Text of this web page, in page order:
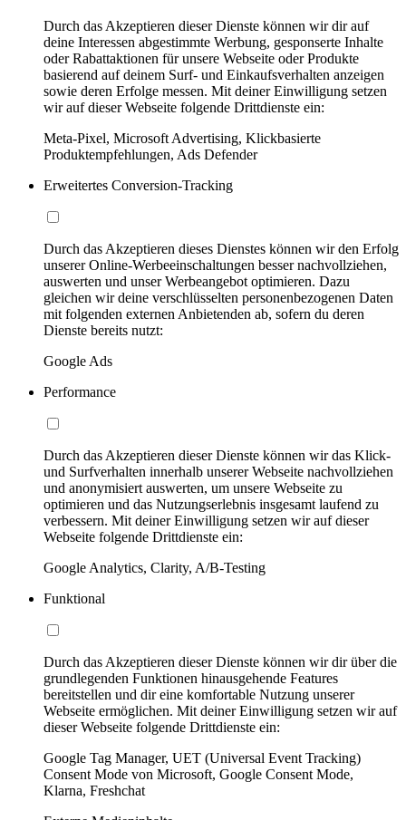
Durch das Akzeptieren dieser Dienste können wir dir auf
deine Interessen abgestimmte Werbung, gesponserte Inhalte
oder Rabattaktionen für unsere Webseite oder Produkte
basierend auf deinem Surf- und Einkaufsverhalten anzeigen
sowie deren Erfolge messen. Mit deiner Einwilligung setzen
wir auf dieser Webseite folgende Drittdienste ein:
Meta-Pixel, Microsoft Advertising, Klickbasierte
Produktempfehlungen, Ads Defender
Erweitertes Conversion-Tracking
Durch das Akzeptieren dieses Dienstes können wir den Erfolg
unserer Online-Werbeeinschaltungen besser nachvollziehen,
auswerten und unser Werbeangebot optimieren. Dazu
gleichen wir deine verschlüsselten personenbezogenen Daten
mit folgenden externen Anbietenden ab, sofern du deren
Dienste bereits nutzt:
Google Ads
Performance
Durch das Akzeptieren dieser Dienste können wir das Klick-
und Surfverhalten innerhalb unserer Webseite nachvollziehen
und anonymisiert auswerten, um unsere Webseite zu
optimieren und das Nutzungserlebnis insgesamt laufend zu
verbessern. Mit deiner Einwilligung setzen wir auf dieser
Webseite folgende Drittdienste ein:
Google Analytics, Clarity, A/B-Testing
Funktional
Durch das Akzeptieren dieser Dienste können wir dir über die
grundlegenden Funktionen hinausgehende Features
bereitstellen und dir eine komfortable Nutzung unserer
Webseite ermöglichen. Mit deiner Einwilligung setzen wir auf
dieser Webseite folgende Drittdienste ein:
Google Tag Manager, UET (Universal Event Tracking)
Consent Mode von Microsoft, Google Consent Mode,
Klarna, Freshchat